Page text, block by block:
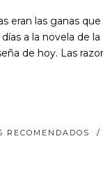
eran las ganas
a la novela de
de hoy. Las
RECOMENDADOS /